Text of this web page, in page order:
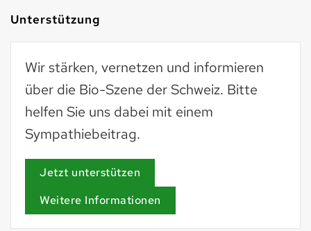
Unterstützung
Wir stärken, vernetzen und informieren
über die Bio-Szene der Schweiz. Bitte
helfen Sie uns dabei mit einem
Sympathiebeitrag.
Jetzt unterstützen
Weitere Informationen